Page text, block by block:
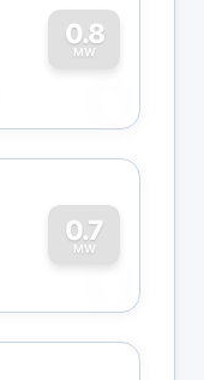
0.8
MW
0
0.7
MW
0